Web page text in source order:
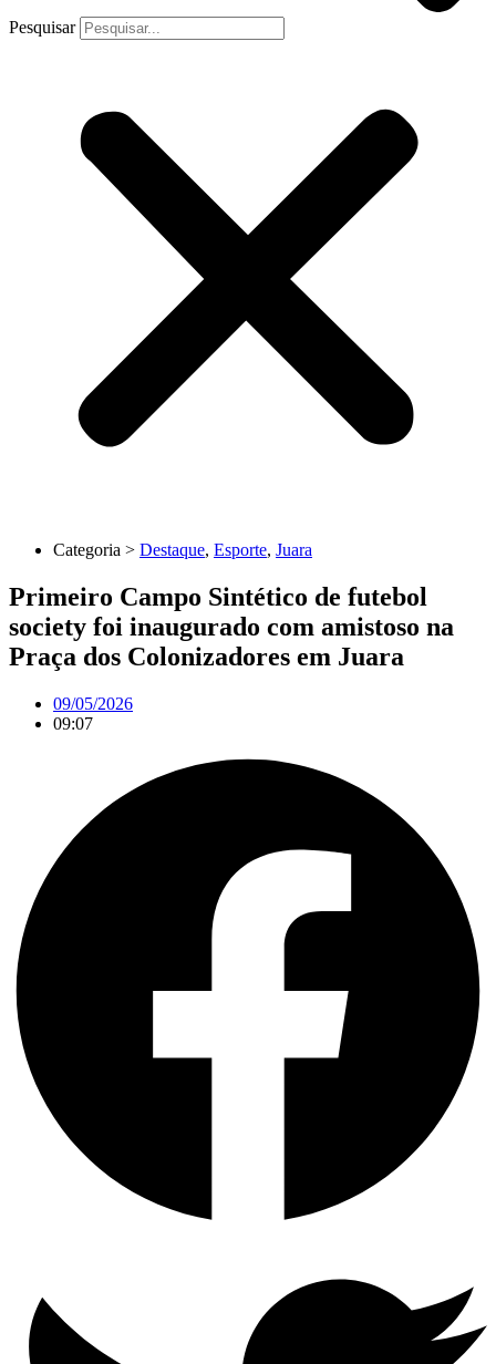
Pesquisar
Categoria > Destaque, Esporte, Juara
Primeiro Campo Sintético de futebol
society foi inaugurado com amistoso na
Praça dos Colonizadores em Juara
09/05/2026
09:07